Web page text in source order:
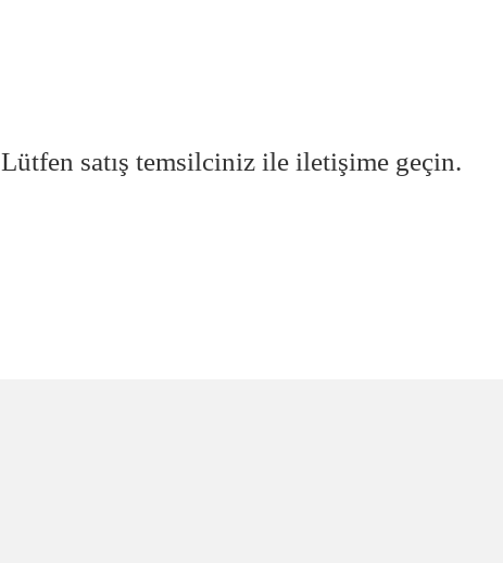
Lütfen satış temsilciniz ile iletişime geçin.